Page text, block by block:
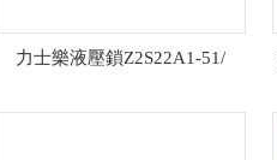
力士樂液壓鎖Z2S22A1-51/